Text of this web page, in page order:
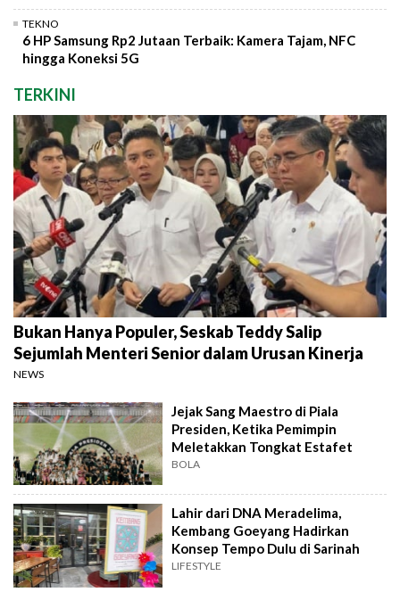
TEKNO
6 HP Samsung Rp2 Jutaan Terbaik: Kamera Tajam, NFC
hingga Koneksi 5G
TERKINI
Bukan Hanya Populer, Seskab Teddy Salip
Sejumlah Menteri Senior dalam Urusan Kinerja
NEWS
Jejak Sang Maestro di Piala
Presiden, Ketika Pemimpin
Meletakkan Tongkat Estafet
BOLA
Lahir dari DNA Meradelima,
Kembang Goeyang Hadirkan
Konsep Tempo Dulu di Sarinah
LIFESTYLE